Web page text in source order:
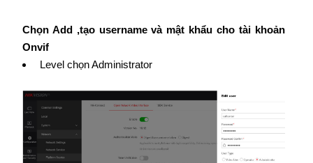
Chọn Add ,tạo username và mật khẩu cho tài khoản
Onvif
Level chọn Administrator